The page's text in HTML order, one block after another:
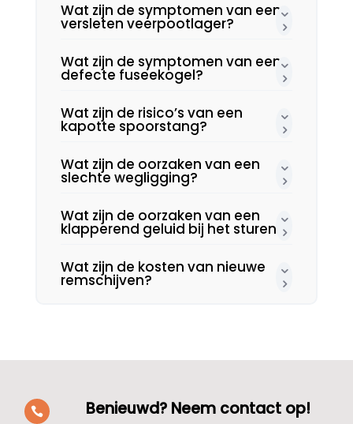
Wat zijn de symptomen van een
versleten veerpootlager?
Wat zijn de symptomen van een
defecte fuseekogel?
Wat zijn de risico’s van een
kapotte spoorstang?
Wat zijn de oorzaken van een
slechte wegligging?
Wat zijn de oorzaken van een
klapperend geluid bij het sturen?
Wat zijn de kosten van nieuwe
remschijven?
 Benieuwd? Neem contact op!